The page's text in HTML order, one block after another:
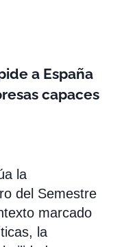
a España
capaces
la
del Semestre
marcado
la